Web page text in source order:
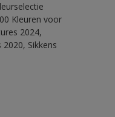
Kleuren voor
2024,
Sikkens